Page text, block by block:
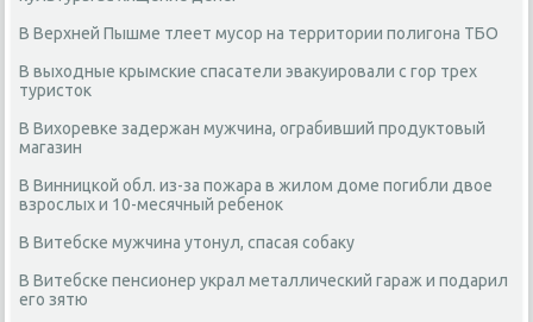
В Верхней Пышме тлеет мусор на территории полигона ТБО
В выходные крымские спасатели эвакуировали с гор трех
туристок
В Вихоревке задержан мужчина, ограбивший продуктовый
магазин
В Винницкой обл. из-за пожара в жилом доме погибли двое
взрослых и 10-месячный ребенок
В Витебске мужчина утонул, спасая собаку
В Витебске пенсионер украл металлический гараж и подарил
его зятю